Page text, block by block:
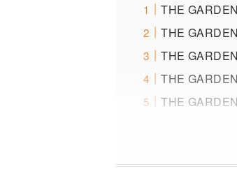
THE
THE
THE
THE
THE